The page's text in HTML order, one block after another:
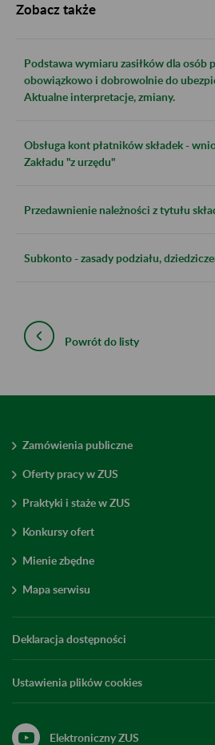
Zobacz także
Podstawa wymiaru zasiłków dla osób
obowiązkowo i dobrowolnie do
Aktualne interpretacje, zmiany.
Obsługa kont płatników składek -
Zakładu "z urzędu"
Przedawnienie należności z tytułu
Subkonto - zasady podziału,
Powrót do listy
Zamówienia publiczne
Oferty pracy w ZUS
Praktyki i staże w ZUS
Konkursy ofert
Mienie zbędne
Mapa serwisu
Deklaracja dostępności
Ustawienia plików cookies
Elektroniczny ZUS